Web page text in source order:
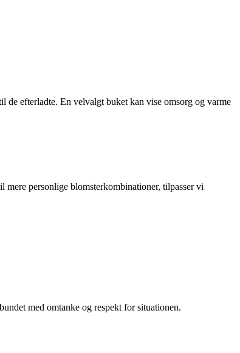
efterladte. En velvalgt buket kan vise omsorg og varme
personlige blomsterkombinationer, tilpasser vi
med omtanke og respekt for situationen.